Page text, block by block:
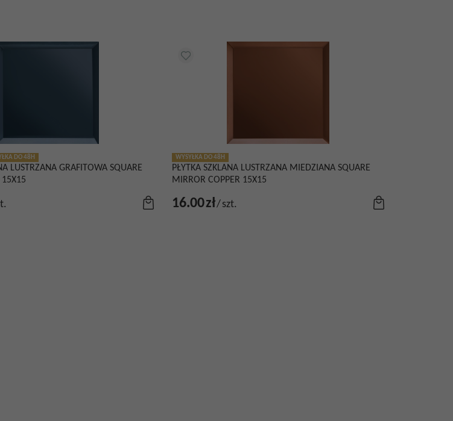
DO 48H
LUSTRZANA GRAFITOWA SQUARE
15X15
WYSYŁKA DO 48H
PŁYTKA SZKLANA LUSTRZANA MIEDZIANA SQUARE
MIRROR COPPER 15X15
16.00zł/szt.